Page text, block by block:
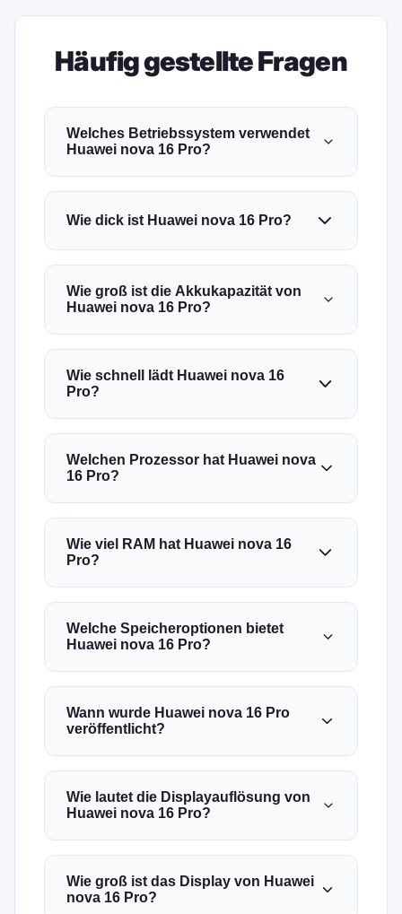
Häufig gestellte Fragen
Welches Betriebssystem verwendet
Huawei nova 16 Pro?
Wie dick ist Huawei nova 16 Pro?
Wie groß ist die Akkukapazität von
Huawei nova 16 Pro?
Wie schnell lädt Huawei nova 16
Pro?
Welchen Prozessor hat Huawei nova
16 Pro?
Wie viel RAM hat Huawei nova 16
Pro?
Welche Speicheroptionen bietet
Huawei nova 16 Pro?
Wann wurde Huawei nova 16 Pro
veröffentlicht?
Wie lautet die Displayauflösung von
Huawei nova 16 Pro?
Wie groß ist das Display von Huawei
nova 16 Pro?